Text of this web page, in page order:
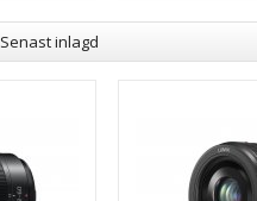
Senast inlagd